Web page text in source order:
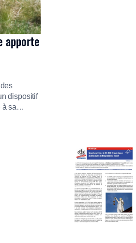
apporte
dispositif
à sa